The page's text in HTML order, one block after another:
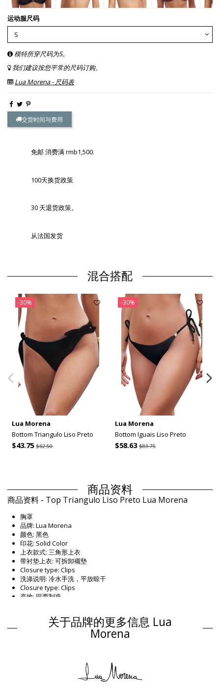
运动服尺码
模特所穿尺码为S。
我们建议按您平常的尺码订购。
Lua Morena - 尺码表
交货时间与费用
免邮 消费满 rmb1,500.
100天换货政策
30 天退货政策。
从法国发货
混合搭配
-30%
Lua Morena
Bottom Triangulo Liso Preto
$43.75$62.50
-30%
Lua Morena
Bottom Iguais Liso Preto
$58.63 $83.75
商品资料
商品资料 - Top Triangulo Liso Preto Lua Morena
胸罩
品牌: Lua Morena
颜色: 黑色
印花: Solid Color
上衣款式: 三角形上衣
带衬垫上衣: 可拆卸襯墊
Closure type: Clips
洗涤说明: 冷水手洗，平放晾干
Closure type: Clips
产地: 巴西制造
组成 / 成分
组成 / 成分: 83% Polyamide, 17% Elastane
产品信息
包装包括: 1 x 胸罩 (其它附件不包括在内)
关于品牌的更多信息 Lua
Morena